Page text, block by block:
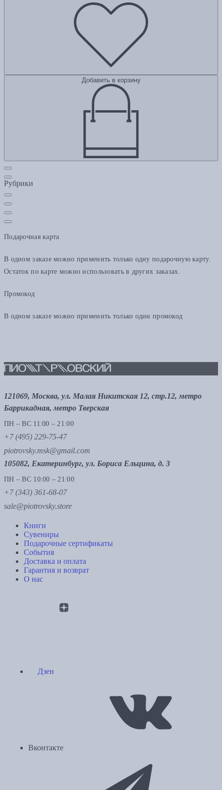
Добавить в корзину
Рубрики
Подарочная карта
В одном заказе можно применить только одну подарочную карту.
Остаток по карте можно использовать в других заказах.
Промокод
В одном заказе можно применить только один промокод
121069, Москва, ул. Малая Никитская 12, стр.12, метро
Баррикадная, метро Тверская
ПН – ВС 11:00 – 21:00
+7 (495) 229-75-47
piotrovsky.msk@gmail.com
105082, Екатеринбург, ул. Бориса Ельцина, д. 3
ПН – ВС 10:00 – 21:00
+7 (343) 361-68-07
sale@piotrovsky.store
Книги
Сувениры
Подарочные сертификаты
События
Доставка и оплата
Гарантия и возврат
О нас
Дзен
Вконтакте